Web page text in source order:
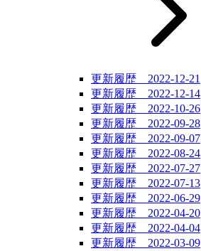
更新履歴 2022-12-21
更新履歴 2022-12-14
更新履歴 2022-10-26
更新履歴 2022-09-28
更新履歴 2022-09-07
更新履歴 2022-08-24
更新履歴 2022-07-27
更新履歴 2022-07-13
更新履歴 2022-06-29
更新履歴 2022-04-20
更新履歴 2022-04-04
更新履歴 2022-03-09